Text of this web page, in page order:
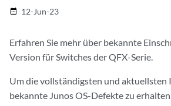
date_range 12-Jun-23
Erfahren Sie mehr über bekannte
Version für Switches der QFX-Serie.
Um die vollständigsten und
bekannte Junos OS-Defekte zu